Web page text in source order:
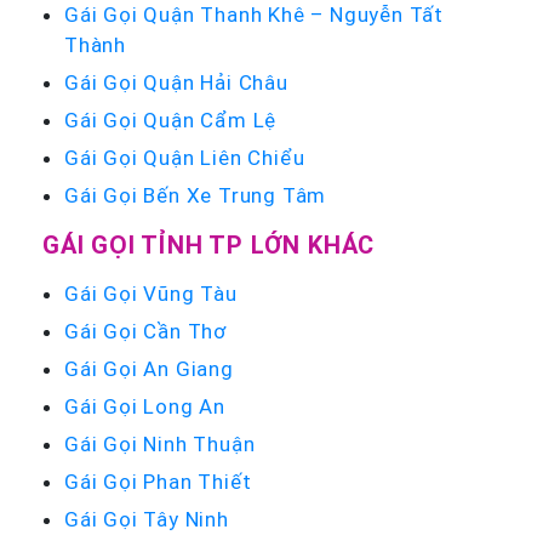
Gái Gọi Quận Thanh Khê – Nguyễn Tất
Thành
Gái Gọi Quận Hải Châu
Gái Gọi Quận Cẩm Lệ
Gái Gọi Quận Liên Chiểu
Gái Gọi Bến Xe Trung Tâm
GÁI GỌI TỈNH TP LỚN KHÁC
Gái Gọi Vũng Tàu
Gái Gọi Cần Thơ
Gái Gọi An Giang
Gái Gọi Long An
Gái Gọi Ninh Thuận
Gái Gọi Phan Thiết
Gái Gọi Tây Ninh